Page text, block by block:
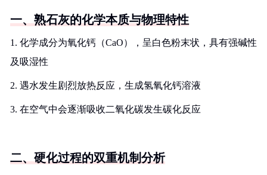
一、熟石灰的化学本质与物理特性
1. 化学成分为氧化钙（CaO），呈白色粉末状，具有强碱性
及吸湿性
2. 遇水发生剧烈放热反应，生成氢氧化钙溶液
3. 在空气中会逐渐吸收二氧化碳发生碳化反应
二、硬化过程的双重机制分析